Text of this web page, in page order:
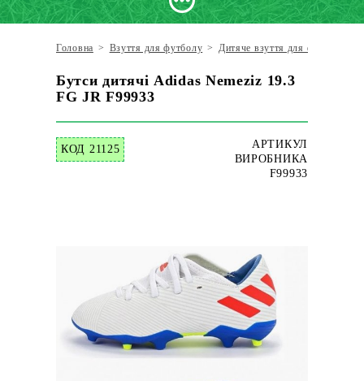
Головна > Взуття для футболу > Дитяче взуття для футболу
Бутси дитячі Adidas Nemeziz 19.3
FG JR F99933
КОД 21125
АРТИКУЛ
ВИРОБНИКА
F99933